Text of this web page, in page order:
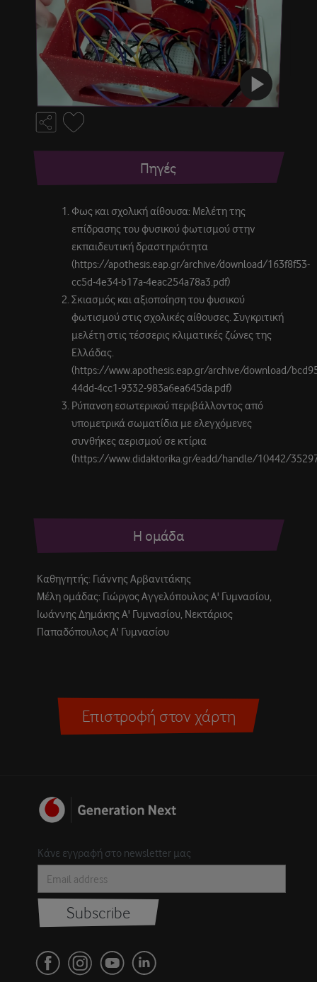
play_arrow
Πηγές
Φως και σχολική αίθουσα: Μελέτη της
επίδρασης του φυσικού φωτισμού στην
εκπαιδευτική δραστηριότητα
(https://apothesis.eap.gr/archive/download/163f8f53-
cc5d-4e34-b17a-4eac254a78a3.pdf)
Σκιασμός και αξιοποίηση του φυσικού
φωτισμού στις σχολικές αίθουσες. Συγκριτική
μελέτη στις τέσσερις κλιματικές ζώνες της
Ελλάδας.
(https://www.apothesis.eap.gr/archive/download/
44dd-4cc1-9332-983a6ea645da.pdf)
Ρύπανση εσωτερικού περιβάλλοντος από
υπομετρικά σωματίδια με ελεγχόμενες
συνθήκες αερισμού σε κτίρια
(https://www.didaktorika.gr/eadd/handle/10442/
Η ομάδα
Καθηγητής: Γιάννης Αρβανιτάκης
Μέλη ομάδας: Γιώργος Αγγελόπουλος Α' Γυμνασίου,
Ιωάννης Δημάκης Α' Γυμνασίου, Νεκτάριος
Παπαδόπουλος Α' Γυμνασίου
Επιστροφή στον χάρτη
Κάνε εγγραφή στο newsletter μας